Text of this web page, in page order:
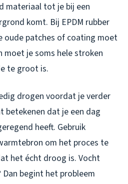
materiaal tot je bij een
komt. Bij EPDM rubber
oude patches of coating moet
moet je soms hele stroken
te groot is.
drogen voordat je verder
betekenen dat je een dag
heeft. Gebruik
om het proces te
het écht droog is. Vocht
Dan begint het probleem